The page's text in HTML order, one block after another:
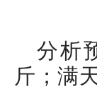
分析
斤；满